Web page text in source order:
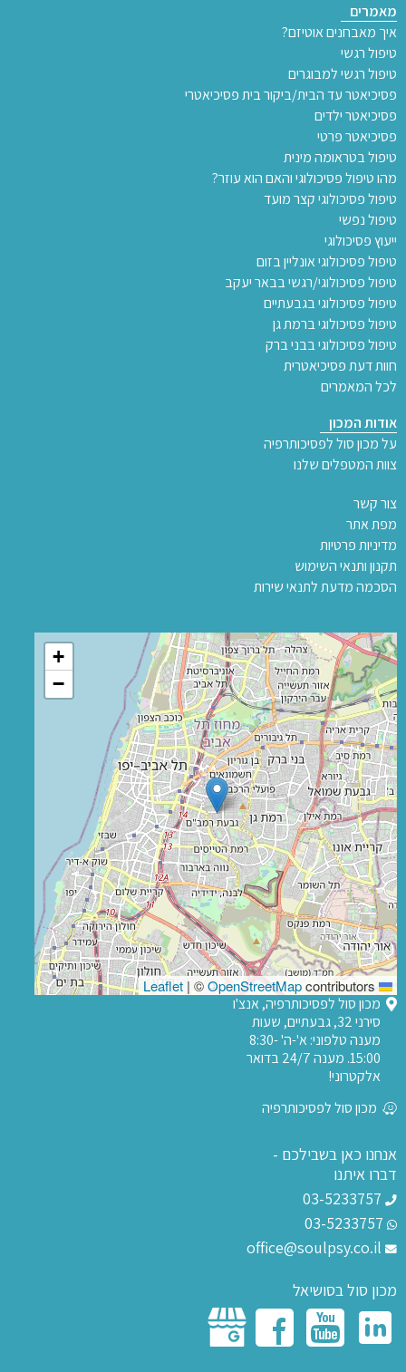
מאמרים
איך מאבחנים אוטיזם?
טיפול רגשי
טיפול רגשי למבוגרים
פסיכיאטר עד הבית/ביקור בית פסיכיאטרי
פסיכיאטר ילדים
פסיכיאטר פרטי
טיפול בטראומה מינית
מהו טיפול פסיכולוגי והאם הוא עוזר?
טיפול פסיכולוגי קצר מועד
טיפול נפשי
ייעוץ פסיכולוגי
טיפול פסיכולוגי אונליין בזום
טיפול פסיכולוגי/רגשי בבאר יעקב
טיפול פסיכולוגי בגבעתיים
טיפול פסיכולוגי ברמת גן
טיפול פסיכולוגי בבני ברק
חוות דעת פסיכיאטרית
לכל המאמרים
אודות המכון
על מכון סול לפסיכותרפיה
צוות המטפלים שלנו
צור קשר
מפת אתר
מדיניות פרטיות
תקנון ותנאי השימוש
הסכמה מדעת לתנאי שירות
+
−
| ©OpenStreetMapcontributors
מכון סול לפסיכותרפיה, אנצ'ו
סירני 32, גבעתיים, שעות
מענה טלפוני: א'-ה' 8:30-
15:00. מענה 24/7 בדואר
אלקטרוני!
מכון סול לפסיכותרפיה
אנחנו כאן בשבילכם -
דברו איתנו
מכון סול בסושיאל